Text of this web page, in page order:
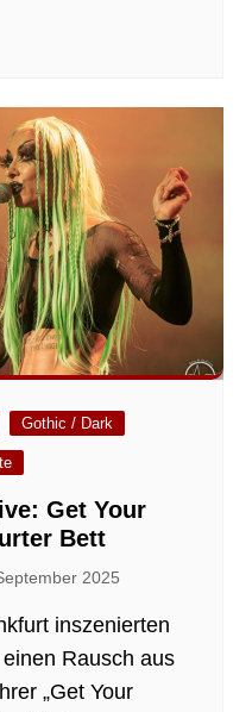
Gothic / Dark
Get Your
Bett
2025
inszenierten
Rausch aus
„Get Your